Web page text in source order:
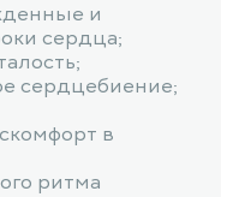
и
сердца;
сердцебиение;
в
ритма